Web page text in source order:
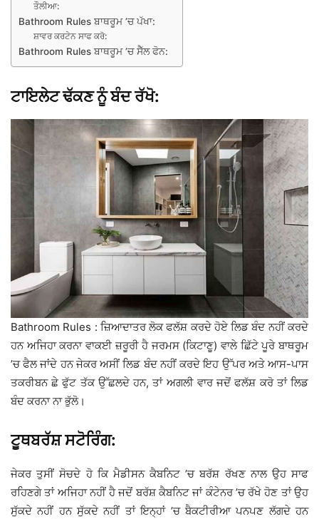
ਤੌਲੀਆ:
Bathroom Rules ਬਾਥਰੂਮ ’ਚ ਪੱਖਾ:
ਸ਼ਾਵਰ ਕਰਟੇਨ ਸਾਫ ਕਰੋ:
Bathroom Rules ਬਾਥਰੂਮ ’ਚ ਸੈੱਲ ਫੋਨ:
ਟਾਇਲੇਟ ਢੱਕਣ ਨੂੰ ਬੰਦ ਰੱਖੋ:
Bathroom Rules : ਜ਼ਿਆਦਾਤਰ ਲੋਕ ਫਲੱਸ਼ ਕਰਦੇ ਹੋਏ ਲਿਡ ਬੰਦ ਨਹੀਂ ਕਰਦੇ
ਹਨ ਅਜਿਹਾ ਕਰਨਾ ਵਾਕਈ ਜ਼ਰੂਰੀ ਹੈ ਜਰਮਸ (ਕਿਟਾਣੂ) ਵਾਲੇ ਛਿੱਟੇ ਪੂਰੇ ਬਾਥਰੂਮ
’ਚ ਫੈਲ ਜਾਂਦੇ ਹਨ ਜੇਕਰ ਅਸੀਂ ਲਿਡ ਬੰਦ ਨਹੀਂ ਕਰਦੇ ਇਹ ਉੱਪਰ ਅਤੇ ਆਸ-ਪਾਸ
ਤਕਰੀਬਨ ਛੇ ਫੁੱਟ ਤੱਕ ਉੱਛਲਦੇ ਹਨ, ਤਾਂ ਅਗਲੀ ਵਾਰ ਜਦੋਂ ਫਲੱਸ਼ ਕਰੋ ਤਾਂ ਲਿਡ
ਬੰਦ ਕਰਨਾ ਨਾ ਭੁੱਲੋ।
ਟੂਥਬਰੱਸ਼ ਸਟੋਰਿੰਗ:
ਜੇਕਰ ਤੁਸੀਂ ਸੋਚਦੇ ਹੋ ਕਿ ਮੈਡੀਸਨ ਕੈਬਨਿਟ ’ਚ ਬਰੱਸ਼ ਰੱਖਣ ਨਾਲ ਉਹ ਸਾਫ
ਰਹਿਣਗੇ ਤਾਂ ਅਜਿਹਾ ਨਹੀਂ ਹੈ ਜਦੋਂ ਬਰੱਸ਼ ਕੈਬਨਿਟ ਜਾਂ ਕੰਟੇਨਰ ’ਚ ਰੱਖੇ ਹੋਣ ਤਾਂ ਉਹ
ਸੁੱਕਦੇ ਨਹੀਂ ਹਨ ਸੁੱਕਦੇ ਨਹੀਂ ਤਾਂ ਇਨ੍ਹਾਂ ’ਚ ਬੈਕਟੀਰੀਆ ਪਨਪਣ ਲੱਗਦੇ ਹਨ